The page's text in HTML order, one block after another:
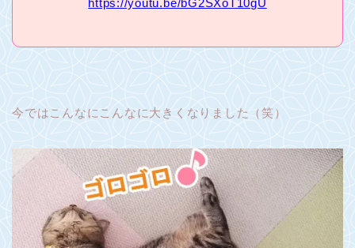
https://youtu.be/bG2SXoT10gU
今ではこんなにこんなに大きくなりました（笑）